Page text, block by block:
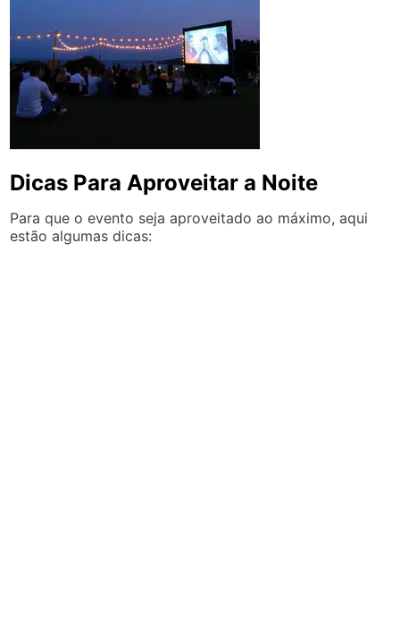
Dicas Para Aproveitar a Noite
Para que o evento seja aproveitado ao máximo, aqui
estão algumas dicas: